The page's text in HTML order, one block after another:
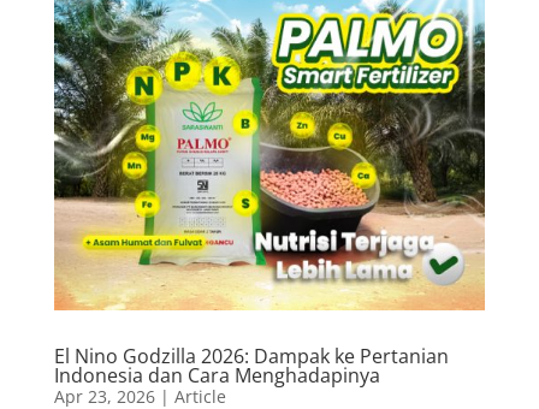
El Nino Godzilla 2026: Dampak ke Pertanian
Indonesia dan Cara Menghadapinya
Apr 23, 2026| Article